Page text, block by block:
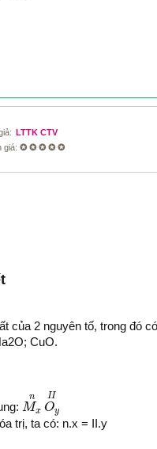
LTTK CTV
giá: ✪ ✪ ✪ ✪ ✪
của 2 nguyên tố, trong đó
CuO.
n
Mx
II
Oy
O
trị, ta có: n.x = II.y